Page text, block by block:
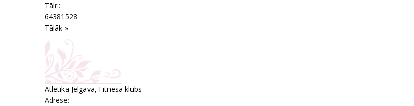
Tālr.:
64381528
Tālāk »
Atletika Jelgava, Fitnesa klubs
Adrese: